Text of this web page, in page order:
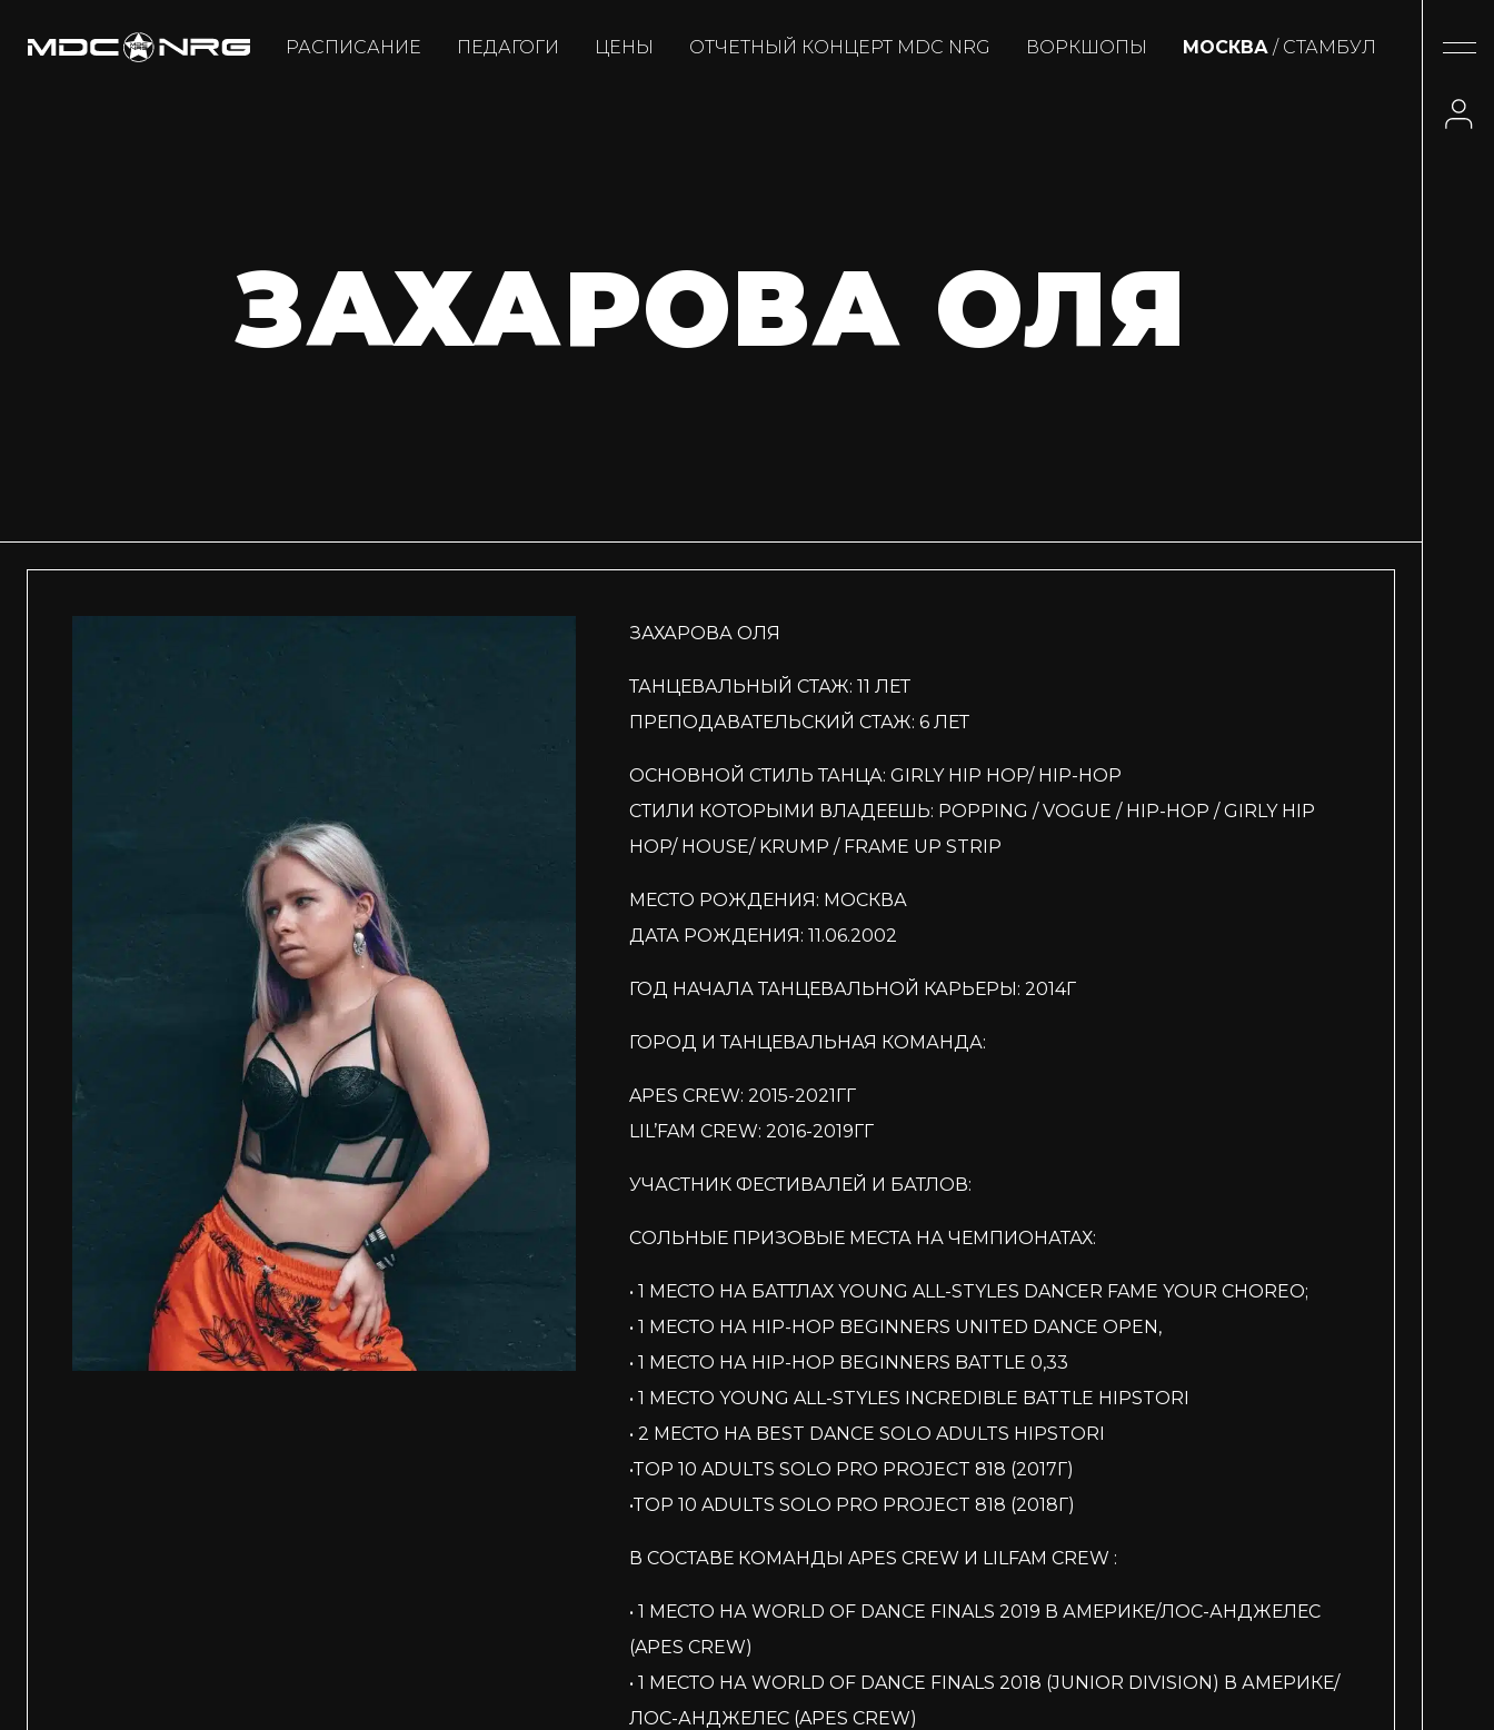
РАСПИСАНИЕ ПЕДАГОГИ ЦЕНЫ ОТЧЕТНЫЙ КОНЦЕРТ MDC NRG ВОРКШОПЫ МОСКВА / СТАМБУЛ
ЗАХАРОВА ОЛЯ
ЗАХАРОВА ОЛЯ
ТАНЦЕВАЛЬНЫЙ СТАЖ: 11 ЛЕТ
ПРЕПОДАВАТЕЛЬСКИЙ СТАЖ: 6 ЛЕТ
ОСНОВНОЙ СТИЛЬ ТАНЦА: GIRLY HIP HOP/ HIP-HOP
СТИЛИ КОТОРЫМИ ВЛАДЕЕШЬ: POPPING / VOGUE / HIP-HOP / GIRLY HIP
HOP/ HOUSE/ KRUMP / FRAME UP STRIP
МЕСТО РОЖДЕНИЯ: МОСКВА
ДАТА РОЖДЕНИЯ: 11.06.2002
ГОД НАЧАЛА ТАНЦЕВАЛЬНОЙ КАРЬЕРЫ: 2014Г
ГОРОД И ТАНЦЕВАЛЬНАЯ КОМАНДА:
APES CREW: 2015-2021ГГ
LIL’FAM CREW: 2016-2019ГГ
УЧАСТНИК ФЕСТИВАЛЕЙ И БАТЛОВ:
СОЛЬНЫЕ ПРИЗОВЫЕ МЕСТА НА ЧЕМПИОНАТАХ:
• 1 МЕСТО НА БАТТЛАХ YOUNG ALL-STYLES DANCER FAME YOUR CHOREO;
• 1 МЕСТО НА HIP-HOP BEGINNERS UNITED DANCE OPEN,
• 1 МЕСТО НА HIP-HOP BEGINNERS BATTLE 0,33
• 1 МЕСТО YOUNG ALL-STYLES INCREDIBLE BATTLE HIPSTORI
• 2 МЕСТО НА BEST DANCE SOLO ADULTS HIPSTORI
•TOP 10 ADULTS SOLO PRO PROJECT 818 (2017Г)
•TOP 10 ADULTS SOLO PRO PROJECT 818 (2018Г)
В СОСТАВЕ КОМАНДЫ APES CREW И LILFAM CREW :
• 1 МЕСТО НА WORLD OF DANCE FINALS 2019 В АМЕРИКЕ/ЛОС-АНДЖЕЛЕС
(APES CREW)
• 1 МЕСТО НА WORLD OF DANCE FINALS 2018 (JUNIOR DIVISION) В АМЕРИКЕ/
ЛОС-АНДЖЕЛЕС (APES CREW)